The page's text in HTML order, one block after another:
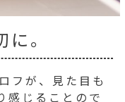
。
フが、見た目も
感じることので